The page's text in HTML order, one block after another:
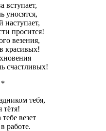
вступает,
уносятся,
наступает,
просится!
везения,
красивых!
счастливых!
тебя,
тётя!
везет
работе.